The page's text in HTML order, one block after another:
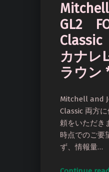
GL2
カナレ
ラウン
Mitchell and
Classic 両方
頼をいただき
時点でのご要
ず、情報量…